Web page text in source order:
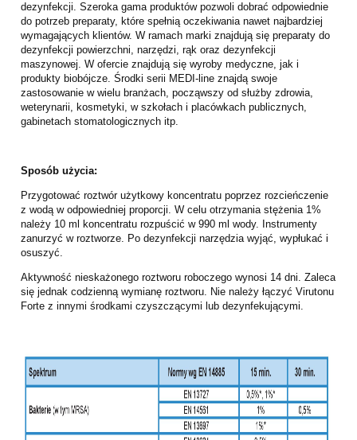
dezynfekcji. Szeroka gama produktów pozwoli dobrać odpowiednie
do potrzeb preparaty, które spełnią oczekiwania nawet najbardziej
wymagających klientów. W ramach marki znajdują się preparaty do
dezynfekcji powierzchni, narzędzi, rąk oraz dezynfekcji
maszynowej. W ofercie znajdują się wyroby medyczne, jak i
produkty biobójcze. Środki serii MEDI-line znajdą swoje
zastosowanie w wielu branżach, począwszy od służby zdrowia,
weterynarii, kosmetyki, w szkołach i placówkach publicznych,
gabinetach stomatologicznych itp.
Sposób użycia:
Przygotować roztwór użytkowy koncentratu poprzez rozcieńczenie
z wodą w odpowiedniej proporcji. W celu otrzymania stężenia 1%
należy 10 ml koncentratu rozpuścić w 990 ml wody. Instrumenty
zanurzyć w roztworze. Po dezynfekcji narzędzia wyjąć, wypłukać i
osuszyć.
Aktywność nieskażonego roztworu roboczego wynosi 14 dni. Zaleca
się jednak codzienną wymianę roztworu. Nie należy łączyć Virutonu
Forte z innymi środkami czyszczącymi lub dezynfekującymi.